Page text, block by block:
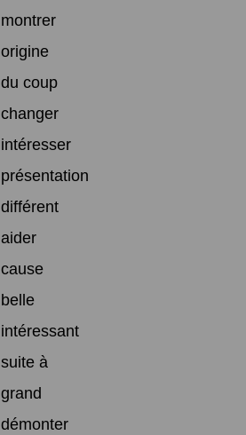
montrer
origine
du coup
changer
intéresser
présentation
différent
aider
cause
belle
intéressant
suite à
grand
démonter